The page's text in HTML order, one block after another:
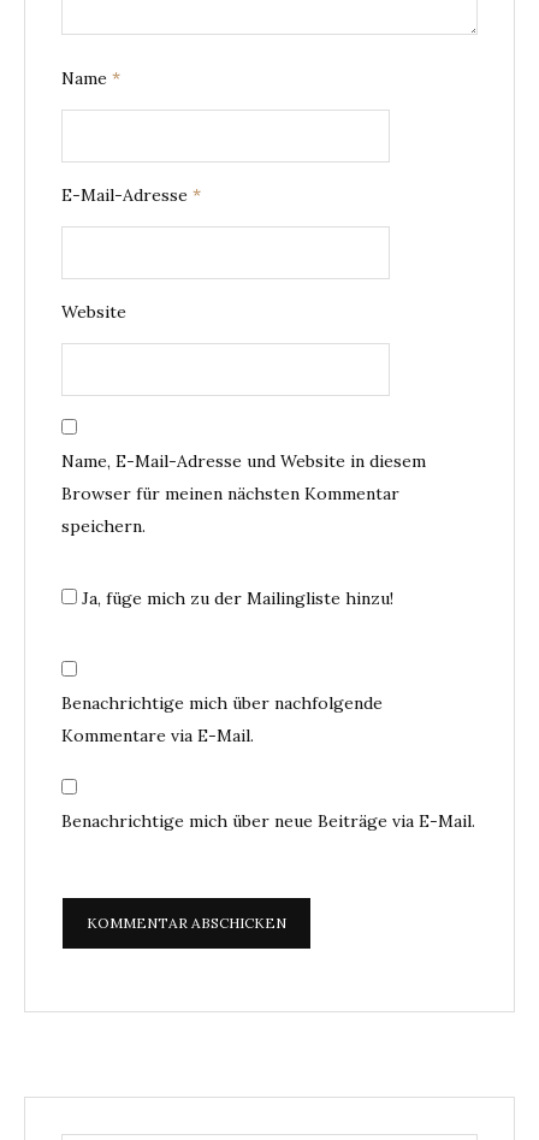
Name *
E-Mail-Adresse *
Website
Name, E-Mail-Adresse und Website in diesem
Browser für meinen nächsten Kommentar
speichern.
Ja, füge mich zu der Mailingliste hinzu!
Benachrichtige mich über nachfolgende
Kommentare via E-Mail.
Benachrichtige mich über neue Beiträge via E-Mail.